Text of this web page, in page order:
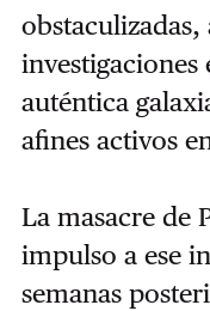
obstaculizadas,
investigaciones
auténtica
afines activos
La masacre de
impulso a ese
semanas